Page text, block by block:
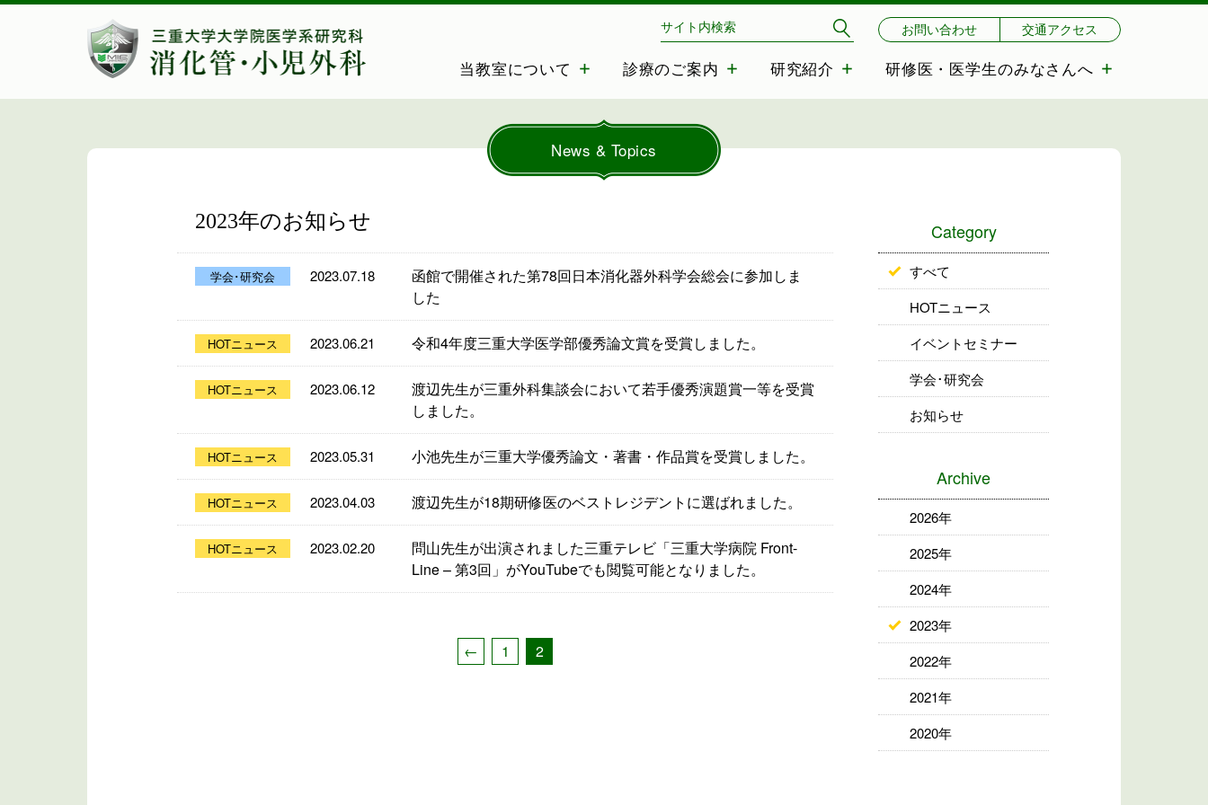
当教室について 診療のご案内 研究紹介 研修医・医学生のみなさんへ
お問い合わせ 交通アクセス
News & Topics
2023年のお知らせ
学会･研究会 2023.07.18
函館で開催された第78回日本消化器外科学会総会に参加しま
した
HOTニュース 2023.06.21 令和4年度三重大学医学部優秀論文賞を受賞しました。
HOTニュース 2023.06.12
渡辺先生が三重外科集談会において若手優秀演題賞一等を受賞
しました。
HOTニュース 2023.05.31 小池先生が三重大学優秀論文・著書・作品賞を受賞しました。
HOTニュース 2023.04.03 渡辺先生が18期研修医のベストレジデントに選ばれました。
HOTニュース 2023.02.20
問山先生が出演されました三重テレビ「三重大学病院 Front-
Line – 第3回」がYouTubeでも閲覧可能となりました。
← 1 2
Category
すべて
HOTニュース
イベントセミナー
学会･研究会
お知らせ
Archive
2026年
2025年
2024年
2023年
2022年
2021年
2020年